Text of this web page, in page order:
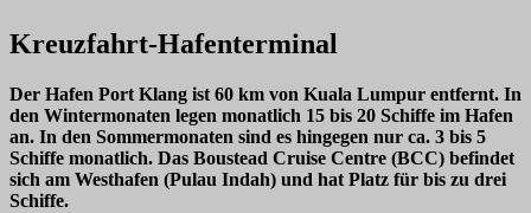
Kreuzfahrt-Hafenterminal
Der Hafen Port Klang ist 60 km von Kuala Lumpur entfernt. In
den Wintermonaten legen monatlich 15 bis 20 Schiffe im Hafen
an. In den Sommermonaten sind es hingegen nur ca. 3 bis 5
Schiffe monatlich. Das Boustead Cruise Centre (BCC) befindet
sich am Westhafen (Pulau Indah) und hat Platz für bis zu drei
Schiffe.